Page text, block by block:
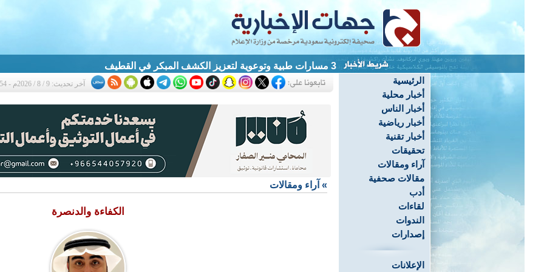
_
الرئيسية
أخبار محلية
أخبار الناس
أخبار رياضية
أخبار تقنية
تحقيقات
آراء ومقالات
مقالات صحفية
أدب
لقاءات
الندوات
إصدارات
الإعلانات
آخر تحديث: 9 / 8 / 2026م - 12:54 م
» آراء ومقالات
الكفاءة والدنصرة